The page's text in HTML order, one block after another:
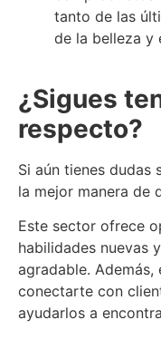
tanto de las
de la belleza y
¿Sigues
respecto?
Si aún tienes dudas
la mejor manera de
Este sector ofrece
habilidades nuevas
agradable.
conectarte con
ayudarlos a